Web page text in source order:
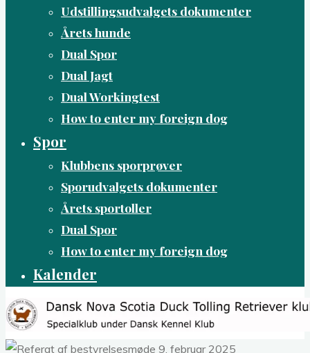
Udstillingsudvalgets dokumenter
Årets hunde
Dual Spor
Dual Jagt
Dual Workingtest
How to enter my foreign dog
Spor
Klubbens sporprøver
Sporudvalgets dokumenter
Årets sportoller
Dual Spor
How to enter my foreign dog
Kalender